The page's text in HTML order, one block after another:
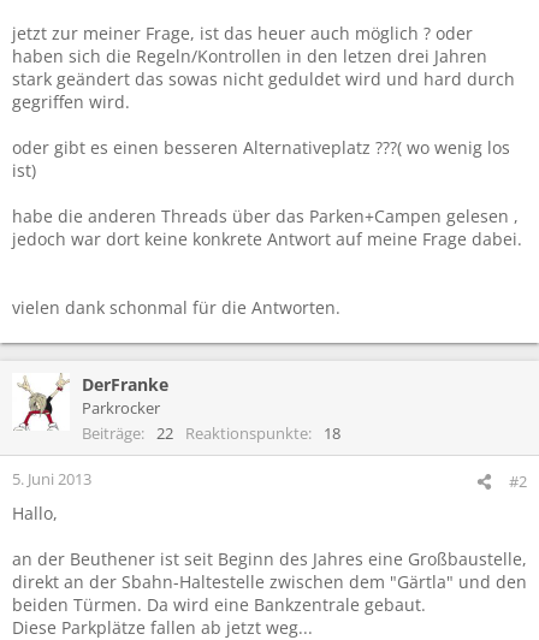
jetzt zur meiner Frage, ist das heuer auch möglich ? oder
haben sich die Regeln/Kontrollen in den letzen drei Jahren
stark geändert das sowas nicht geduldet wird und hard durch
gegriffen wird.
oder gibt es einen besseren Alternativeplatz ???( wo wenig los
ist)
habe die anderen Threads über das Parken+Campen gelesen ,
jedoch war dort keine konkrete Antwort auf meine Frage dabei.
vielen dank schonmal für die Antworten.
DerFranke
Parkrocker
Beiträge
22 Reaktionspunkte 18
5. Juni 2013 #2
Hallo,
an der Beuthener ist seit Beginn des Jahres eine Großbaustelle,
direkt an der Sbahn-Haltestelle zwischen dem "Gärtla" und den
beiden Türmen. Da wird eine Bankzentrale gebaut.
Diese Parkplätze fallen ab jetzt weg...